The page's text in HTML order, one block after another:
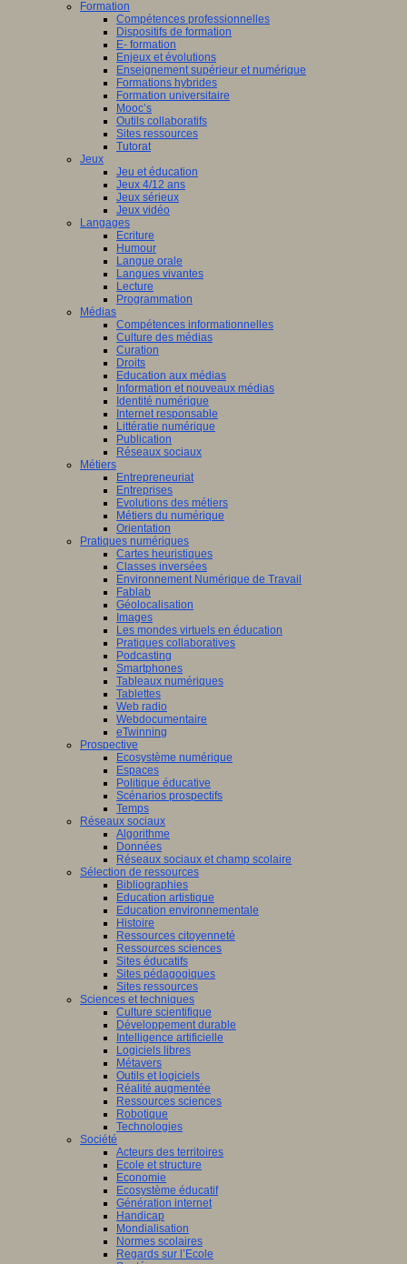
Formation
Compétences professionnelles
Dispositifs de formation
E- formation
Enjeux et évolutions
Enseignement supérieur et numérique
Formations hybrides
Formation universitaire
Mooc’s
Outils collaboratifs
Sites ressources
Tutorat
Jeux
Jeu et éducation
Jeux 4/12 ans
Jeux sérieux
Jeux vidéo
Langages
Ecriture
Humour
Langue orale
Langues vivantes
Lecture
Programmation
Médias
Compétences informationnelles
Culture des médias
Curation
Droits
Education aux médias
Information et nouveaux médias
Identité numérique
Internet responsable
Littératie numérique
Publication
Réseaux sociaux
Métiers
Entrepreneuriat
Entreprises
Evolutions des métiers
Métiers du numérique
Orientation
Pratiques numériques
Cartes heuristiques
Classes inversées
Environnement Numérique de Travail
Fablab
Géolocalisation
Images
Les mondes virtuels en éducation
Pratiques collaboratives
Podcasting
Smartphones
Tableaux numériques
Tablettes
Web radio
Webdocumentaire
eTwinning
Prospective
Ecosystème numérique
Espaces
Politique éducative
Scénarios prospectifs
Temps
Réseaux sociaux
Algorithme
Données
Réseaux sociaux et champ scolaire
Sélection de ressources
Bibliographies
Education artistique
Education environnementale
Histoire
Ressources citoyenneté
Ressources sciences
Sites éducatifs
Sites pédagogiques
Sites ressources
Sciences et techniques
Culture scientifique
Développement durable
Intelligence artificielle
Logiciels libres
Métavers
Outils et logiciels
Réalité augmentée
Ressources sciences
Robotique
Technologies
Société
Acteurs des territoires
Ecole et structure
Economie
Ecosystème éducatif
Génération internet
Handicap
Mondialisation
Normes scolaires
Regards sur l’Ecole